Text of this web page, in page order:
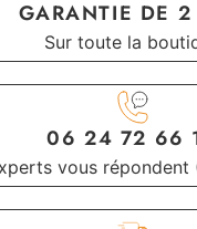
GARANTIE DE 2
Sur toute la
06 24 72 66
vous répondent